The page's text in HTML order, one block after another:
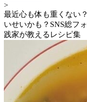
>
最近心も体も重くない
いせいかも？SNS総フ
践家が教えるレシピ集